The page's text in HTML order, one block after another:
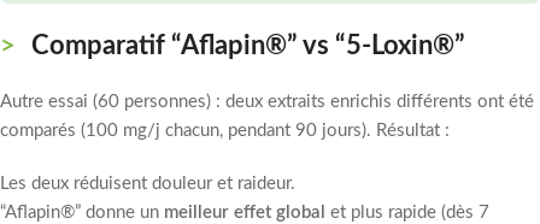
Comparatif “Aflapin®” vs “5-Loxin®”
Autre essai (60 personnes) : deux extraits enrichis différents ont été
comparés (100 mg/j chacun, pendant 90 jours). Résultat :
Les deux réduisent douleur et raideur.
“Aflapin®” donne un meilleur effet global et plus rapide (dès 7